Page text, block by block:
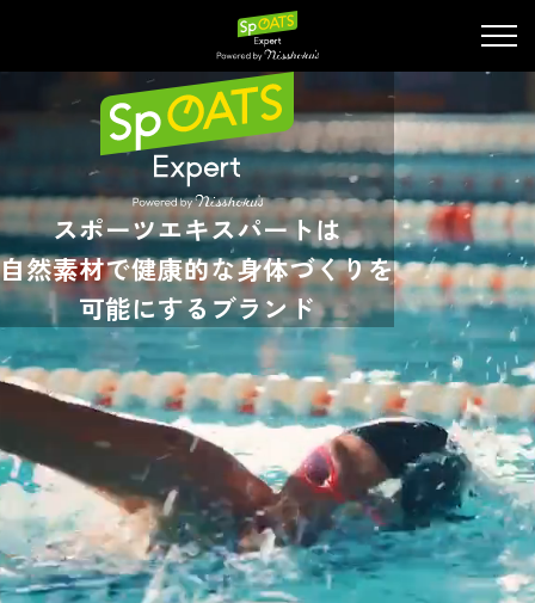
スポーツエキスパートは
自然素材で健康的な身体づくりを
可能にするブランド